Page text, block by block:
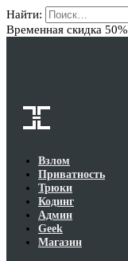
Найти:
Временная скидка 50%
Взлом
Приватность
Трюки
Кодинг
Админ
Geek
Магазин